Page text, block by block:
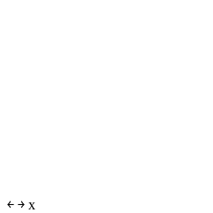
￩ ￫ x